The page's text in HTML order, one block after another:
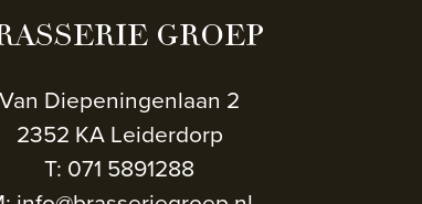
GROEP
Van Diepeningenlaan 2
2352 KA Leiderdorp
T: 071 5891288